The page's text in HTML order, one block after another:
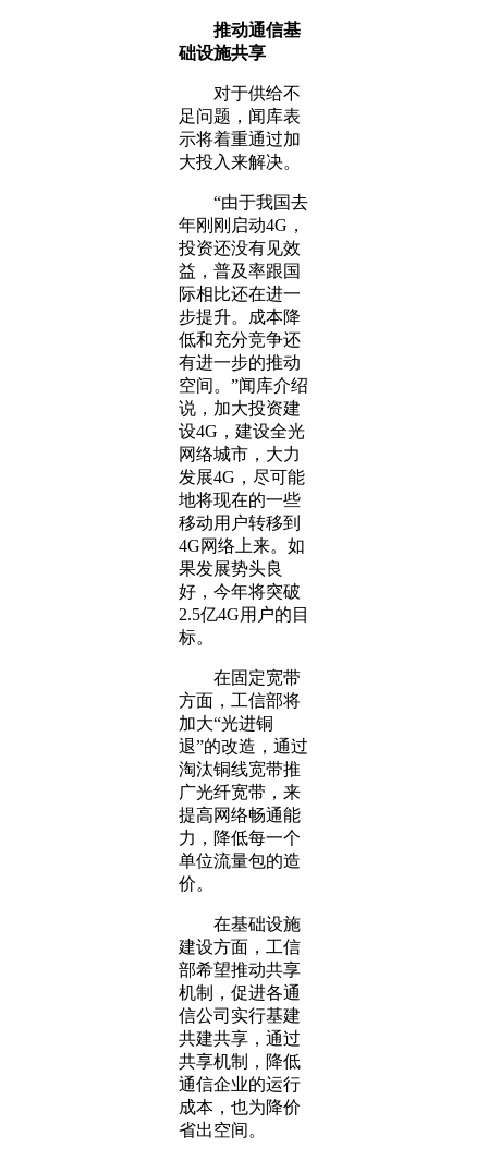
推动通信基
础设施共享
对于供给不
足问题，闻库表
示将着重通过加
大投入来解决。
“由于我国去
年刚刚启动4G，
投资还没有见效
益，普及率跟国
际相比还在进一
步提升。成本降
低和充分竞争还
有进一步的推动
空间。”闻库介绍
说，加大投资建
设4G，建设全光
网络城市，大力
发展4G，尽可能
地将现在的一些
移动用户转移到
4G网络上来。如
果发展势头良
好，今年将突破
2.5亿4G用户的目
标。
在固定宽带
方面，工信部将
加大“光进铜
退”的改造，通过
淘汰铜线宽带推
广光纤宽带，来
提高网络畅通能
力，降低每一个
单位流量包的造
价。
在基础设施
建设方面，工信
部希望推动共享
机制，促进各通
信公司实行基建
共建共享，通过
共享机制，降低
通信企业的运行
成本，也为降价
省出空间。